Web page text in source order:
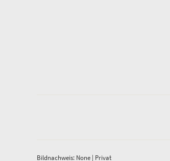
Bildnachweis: None | Privat